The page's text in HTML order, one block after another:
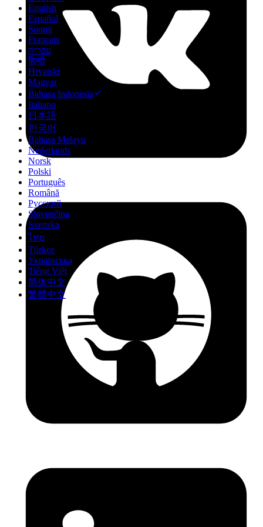
English
Español
Suomi
Français
עברית
हिन्दी
Hrvatski
Magyar
Bahasa Indonesia
Italiano
日本語
한국어
Bahasa Melayu
Nederlands
Norsk
Polski
Português
Română
Русский
Slovenčina
Svenska
ไทย
Türkçe
Українська
Tiếng Việt
简体中文
繁體中文